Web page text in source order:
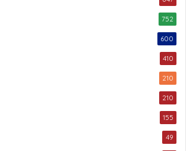
752
600
410
210
210
155
49